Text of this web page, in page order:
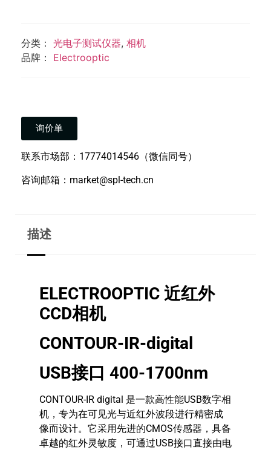
分类： 光电子测试仪器, 相机
品牌： Electrooptic
询价单
联系市场部：17774014546（微信同号）
咨询邮箱：market@spl-tech.cn
描述
ELECTROOPTIC 近红外
CCD相机
CONTOUR-IR-digital
USB接口 400-1700nm
CONTOUR-IR digital 是一款高性能USB数字相
机，专为在可见光与近红外波段进行精密成
像而设计。它采用先进的CMOS传感器，具备
卓越的红外灵敏度，可通过USB接口直接由电